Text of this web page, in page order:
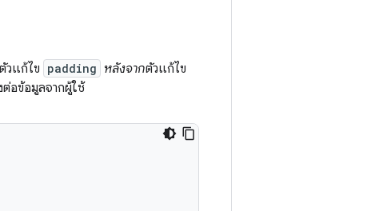
วแก้ไข padding หลังจากตัวแก้ไข
อข้อมูลจากผู้ใช้